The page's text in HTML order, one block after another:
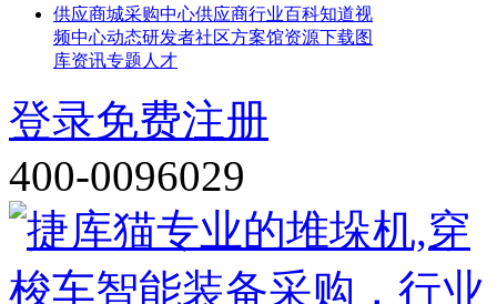
供应商城采购中心供应商行业百科知道视
频中心动态研发者社区方案馆资源下载图
库资讯专题 人才
登录免费注册
400-0096029